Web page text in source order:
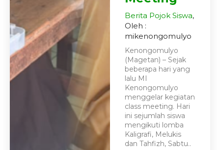
Berita Pojok Siswa,
Oleh :
mikenongomulyo
Kenongomulyo
(Magetan) – Sejak
beberapa hari yang
lalu MI
Kenongomulyo
menggelar kegiatan
class meeting. Hari
ini sejumlah siswa
mengikuti lomba
Kaligrafi, Melukis
dan Tahfizh, Sabtu..